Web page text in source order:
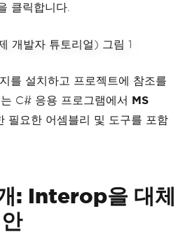
클릭합니다.
를 설치하고 프로젝트에 참조를
C# 응용 프로그램에서 MS
필요한 어셈블리 및 도구를 포함
: Interop을 대체